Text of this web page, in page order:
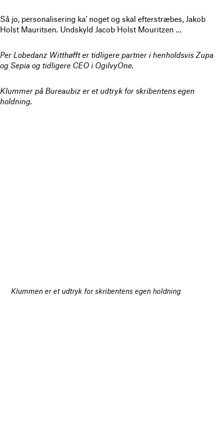
Så jo, personalisering ka’ noget og skal efterstræbes, Jakob
Holst Mauritsen. Undskyld Jacob Holst Mouritzen …
Per Lobedanz Witthøfft er tidligere partner i henholdsvis Zupa
og Sepia og tidligere CEO i OgilvyOne.
Klummer på Bureaubiz er et udtryk for skribentens egen
holdning.
Klummen er et udtryk for skribentens egen holdning